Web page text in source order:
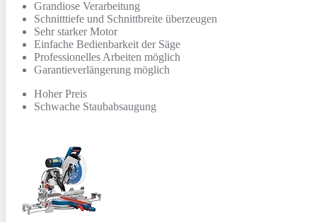
Grandiose Verarbeitung
Schnitttiefe und Schnittbreite überzeugen
Sehr starker Motor
Einfache Bedienbarkeit der Säge
Professionelles Arbeiten möglich
Garantieverlängerung möglich
Hoher Preis
Schwache Staubabsaugung